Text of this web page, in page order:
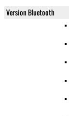
Version Bluetooth